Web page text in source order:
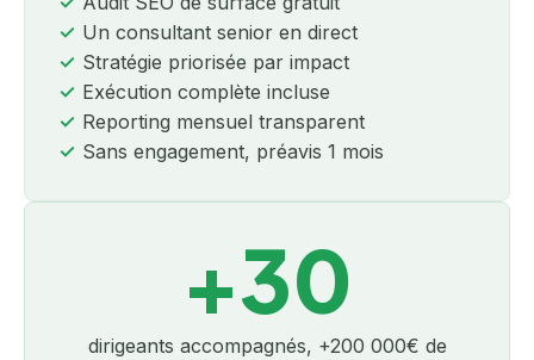
Un consultant senior en direct
Stratégie priorisée par impact
Exécution complète incluse
Reporting mensuel transparent
Sans engagement, préavis 1 mois
+30
dirigeants accompagnés, +200 000€ de